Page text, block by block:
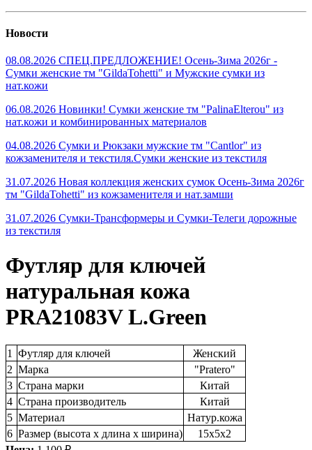
Новости
08.08.2026 СПЕЦ.ПРЕДЛОЖЕНИЕ! Осень-Зима 2026г -
Сумки женские тм "GildaTohetti" и Мужские сумки из
нат.кожи
06.08.2026 Новинки! Сумки женские тм "PalinaElterou" из
нат.кожи и комбинированных материалов
04.08.2026 Сумки и Рюкзаки мужские тм "Cantlor" из
кожзаменителя и текстиля.Сумки женские из текстиля
31.07.2026 Новая коллекция женских сумок Осень-Зима 2026г
тм "GildaTohetti" из кожзаменителя и нат.замши
31.07.2026 Сумки-Трансформеры и Сумки-Телеги дорожные
из текстиля
Футляр для ключей
натуральная кожа
PRA21083V L.Green
1 Футляр для ключей
Женский
2 Марка
"Pratero"
3 Страна марки
Китай
4 Страна производитель
Китай
5 Материал
Натур.кожа
6 Размер (высота х длина х ширина)
15х5х2